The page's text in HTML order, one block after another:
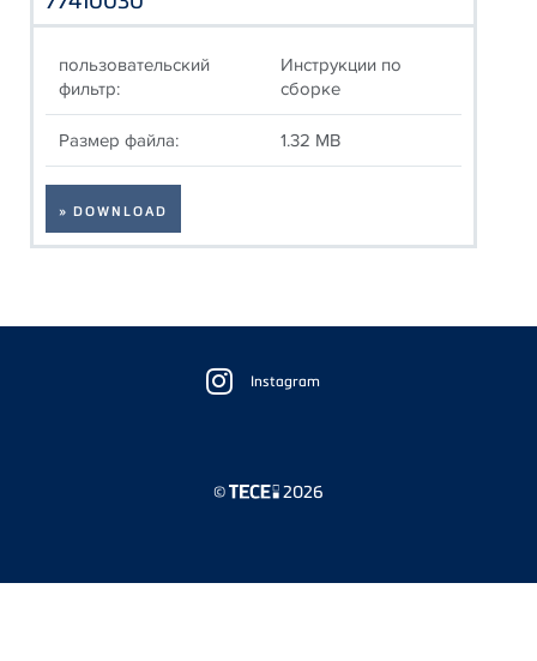
пользовательский
фильтр:
Инструкции по
сборке
Размер файла: 1.32 MB
» DOWNLOAD
Instagram
© 2026